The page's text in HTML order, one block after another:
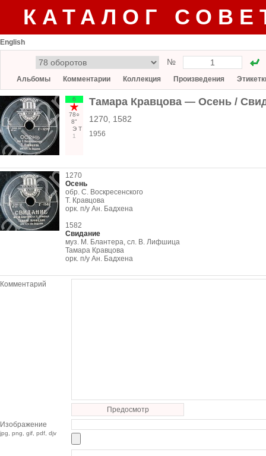
КАТАЛОГ
English
№
Альбомы Комментарии Коллекция Произведения
6
78○
8"
Э Т
1
Тамара Кравцова — Осень /
1270, 1582
1956
1270
Осень
обр. С. Воскресенского
Т. Кравцова
орк. п/у Ан. Бадхена
1582
Свидание
муз. М. Блантера, сл. В. Лифшица
Тамара Кравцова
орк. п/у Ан. Бадхена
Комментарий
Предосмотр
Изображение
jpg, png, gif, pdf, djv